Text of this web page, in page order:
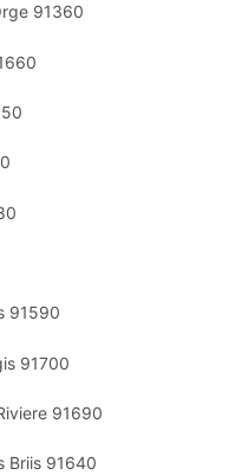
91360
91590
91700
91690
Briis 91640